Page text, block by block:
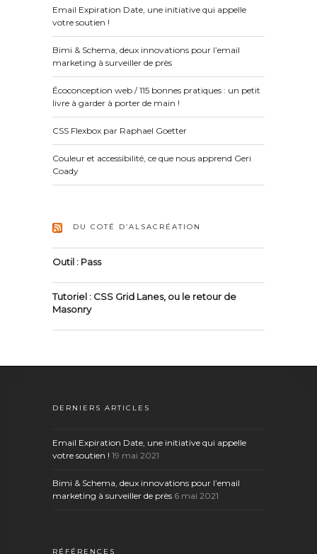
Email Expiration Date, une initiative qui appelle
votre soutien !
Bimi & Schema, deux innovations pour l’email
marketing à surveiller de près
Écoconception web / 115 bonnes pratiques : un petit
livre à garder à porter de main !
CSS Flexbox par Raphael Goetter
Couleur et accessibilité, ce que nous apprend Geri
Coady
DU COTÉ D’ALSACRÉATION
Outil : Pass
Tutoriel : CSS Grid Lanes, ou le retour de
Masonry
DERNIERS ARTICLES
Email Expiration Date, une initiative qui appelle
votre soutien ! 19 mai 2021
Bimi & Schema, deux innovations pour l’email
marketing à surveiller de près 6 mai 2021
RÉFÉRENCES